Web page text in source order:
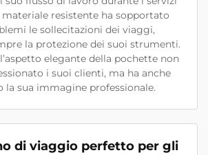
resistente ha sopportato
le sollecitazioni dei viaggi,
la protezione dei suoi strumenti.
elegante della pochette non
i suoi clienti, ma ha anche
la sua immagine professionale.
di viaggio perfetto per gli